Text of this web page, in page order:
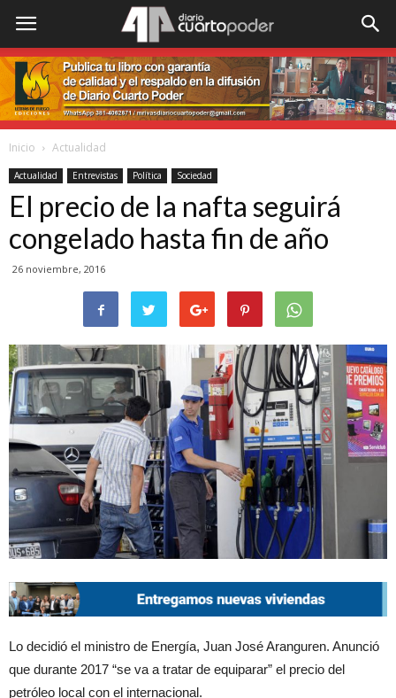
Inicio Actualidad
Actualidad Entrevistas Política Sociedad
El precio de la nafta seguirá
congelado hasta fin de año
26 noviembre, 2016
Lo decidió el ministro de Energía, Juan José Aranguren. Anunció
que durante 2017 “se va a tratar de equiparar” el precio del
petróleo local con el internacional.